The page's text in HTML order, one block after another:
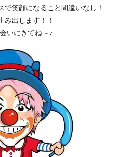
笑顔になること間違いなし！
み出します！！
いにきてね～♪